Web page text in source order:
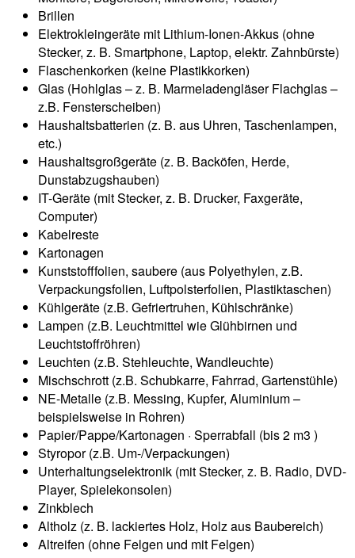
Brillen
Elektrokleingeräte mit Lithium-Ionen-Akkus (ohne
Stecker, z. B. Smartphone, Laptop, elektr. Zahnbürste)
Flaschenkorken (keine Plastikkorken)
Glas (Hohlglas – z. B. Marmeladengläser Flachglas –
z.B. Fensterscheiben)
Haushaltsbatterien (z. B. aus Uhren, Taschenlampen,
etc.)
Haushaltsgroßgeräte (z. B. Backöfen, Herde,
Dunstabzugshauben)
IT-Geräte (mit Stecker, z. B. Drucker, Faxgeräte,
Computer)
Kabelreste
Kartonagen
Kunststofffolien, saubere (aus Polyethylen, z.B.
Verpackungsfolien, Luftpolsterfolien, Plastiktaschen)
Kühlgeräte (z.B. Gefriertruhen, Kühlschränke)
Lampen (z.B. Leuchtmittel wie Glühbirnen und
Leuchtstoffröhren)
Leuchten (z.B. Stehleuchte, Wandleuchte)
Mischschrott (z.B. Schubkarre, Fahrrad, Gartenstühle)
NE-Metalle (z.B. Messing, Kupfer, Aluminium –
beispielsweise in Rohren)
Papier/Pappe/Kartonagen · Sperrabfall (bis 2 m3 )
Styropor (z.B. Um-/Verpackungen)
Unterhaltungselektronik (mit Stecker, z. B. Radio, DVD-
Player, Spielekonsolen)
Zinkblech
Altholz (z. B. lackiertes Holz, Holz aus Baubereich)
Altreifen (ohne Felgen und mit Felgen)